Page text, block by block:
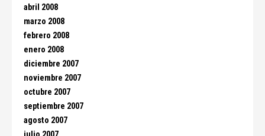
abril 2008
marzo 2008
febrero 2008
enero 2008
diciembre 2007
noviembre 2007
octubre 2007
septiembre 2007
agosto 2007